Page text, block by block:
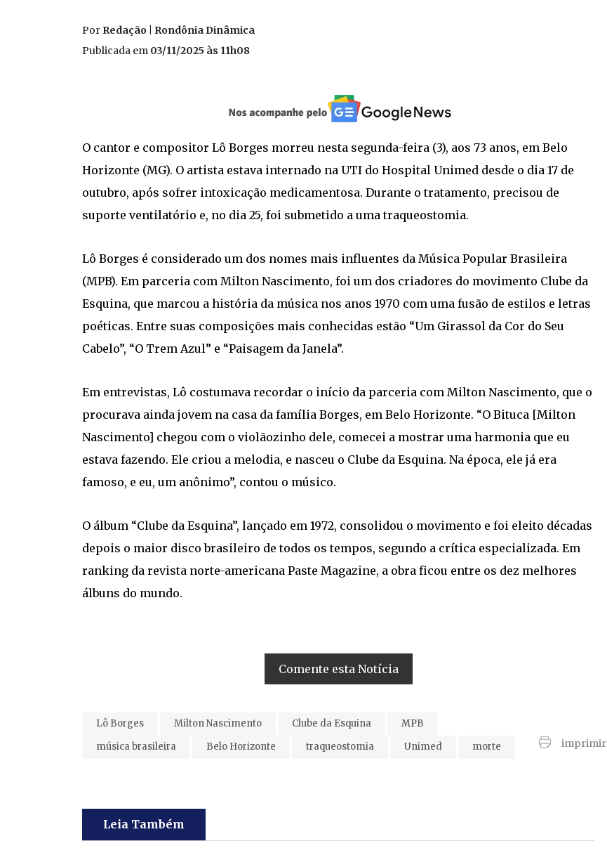
Por Redação | Rondônia Dinâmica
Publicada em 03/11/2025 às 11h08
O cantor e compositor Lô Borges morreu nesta segunda-feira (3), aos 73 anos, em Belo
Horizonte (MG). O artista estava internado na UTI do Hospital Unimed desde o dia 17 de
outubro, após sofrer intoxicação medicamentosa. Durante o tratamento, precisou de
suporte ventilatório e, no dia 25, foi submetido a uma traqueostomia.
Lô Borges é considerado um dos nomes mais influentes da Música Popular Brasileira
(MPB). Em parceria com Milton Nascimento, foi um dos criadores do movimento Clube da
Esquina, que marcou a história da música nos anos 1970 com uma fusão de estilos e letras
poéticas. Entre suas composições mais conhecidas estão “Um Girassol da Cor do Seu
Cabelo”, “O Trem Azul” e “Paisagem da Janela”.
Em entrevistas, Lô costumava recordar o início da parceria com Milton Nascimento, que o
procurava ainda jovem na casa da família Borges, em Belo Horizonte. “O Bituca [Milton
Nascimento] chegou com o violãozinho dele, comecei a mostrar uma harmonia que eu
estava fazendo. Ele criou a melodia, e nasceu o Clube da Esquina. Na época, ele já era
famoso, e eu, um anônimo”, contou o músico.
O álbum “Clube da Esquina”, lançado em 1972, consolidou o movimento e foi eleito décadas
depois o maior disco brasileiro de todos os tempos, segundo a crítica especializada. Em
ranking da revista norte-americana Paste Magazine, a obra ficou entre os dez melhores
álbuns do mundo.
Comente esta Notícia
Lô Borges Milton Nascimento Clube da Esquina
MPB
música brasileira
Belo Horizonte traqueostomia Unimed morte imprimir
Leia Também